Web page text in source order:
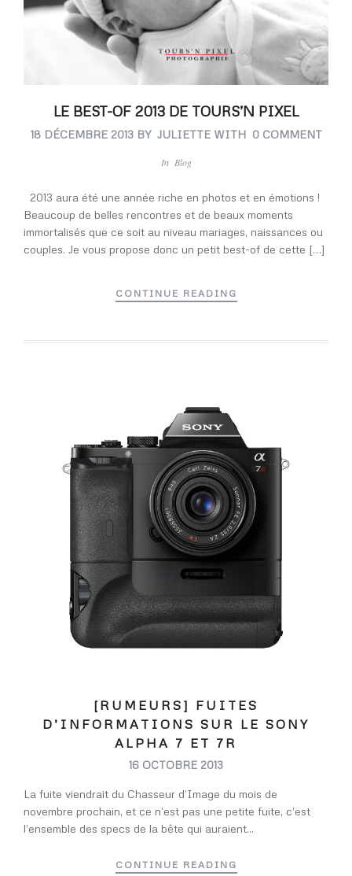
LE BEST-OF 2013 DE TOURS’N PIXEL
18 DÉCEMBRE 2013 BY JULIETTE WITH 0 COMMENT
In Blog
2013 aura été une année riche en photos et en émotions !
Beaucoup de belles rencontres et de beaux moments
immortalisés que ce soit au niveau mariages, naissances ou
couples. Je vous propose donc un petit best-of de cette […]
CONTINUE READING
[RUMEURS] FUITES
D’INFORMATIONS SUR LE SONY
ALPHA 7 ET 7R
16 OCTOBRE 2013
La fuite viendrait du Chasseur d’Image du mois de
novembre prochain, et ce n’est pas une petite fuite, c’est
l’ensemble des specs de la bête qui auraient...
CONTINUE READING